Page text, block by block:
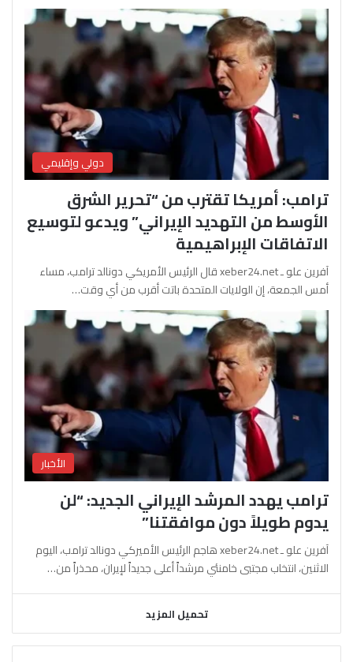
دولي وإقليمي
ترامب: أمريكا تقترب من “تحرير الشرق
الأوسط من التهديد الإيراني” ويدعو لتوسيع
الاتفاقات الإبراهيمية
آفرين علو ـ xeber24.net قال الرئيس الأمريكي دونالد ترامب، مساء
أمس الجمعة، إن الولايات المتحدة باتت أقرب من أي وقت…
الأخبار
ترامب يهدد المرشد الإيراني الجديد: “لن
يدوم طويلاً دون موافقتنا”
آفرين علو ـ xeber24.net هاجم الرئيس الأميركي دونالد ترامب، اليوم
الاثنين، انتخاب مجتبى خامنئي مرشداً أعلى جديداً لإيران، محذراً من…
تحميل المزيد